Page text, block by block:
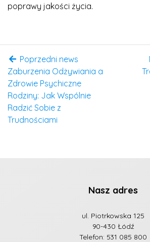
poprawy jakości życia.
Poprzedni news
Zaburzenia Odżywiania a
Zdrowie Psychiczne
Rodziny: Jak Wspólnie
Radzić Sobie z
Trudnościami
Nasz adres
ul. Piotrkowska 125
90-430 Łódź
Telefon: 531 085 800